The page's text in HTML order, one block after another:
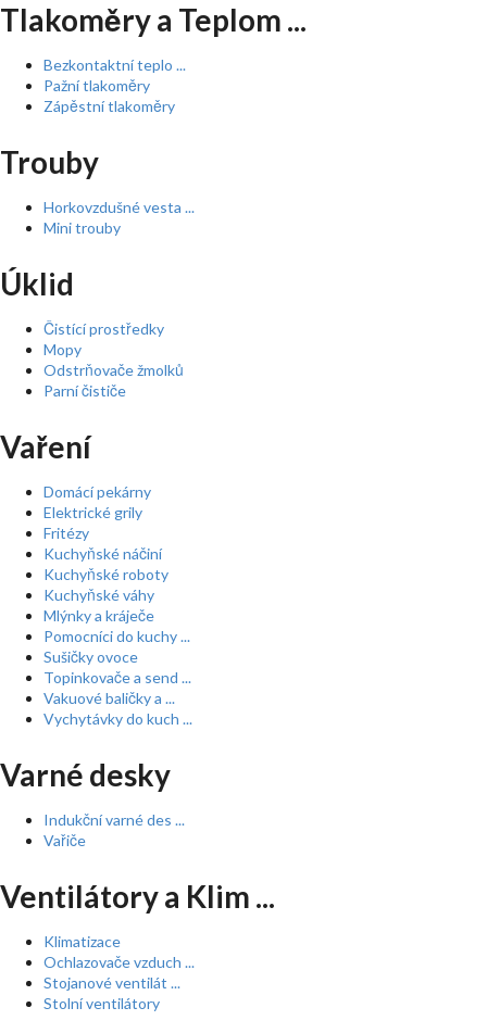
Tlakoměry a Teplom ...
Bezkontaktní teplo ...
Pažní tlakoměry
Zápěstní tlakoměry
Trouby
Horkovzdušné vesta ...
Mini trouby
Úklid
Čistící prostředky
Mopy
Odstrňovače žmolků
Parní čističe
Vaření
Domácí pekárny
Elektrické grily
Fritézy
Kuchyňské náčiní
Kuchyňské roboty
Kuchyňské váhy
Mlýnky a kráječe
Pomocníci do kuchy ...
Sušičky ovoce
Topinkovače a send ...
Vakuové baličky a ...
Vychytávky do kuch ...
Varné desky
Indukční varné des ...
Vařiče
Ventilátory a Klim ...
Klimatizace
Ochlazovače vzduch ...
Stojanové ventilát ...
Stolní ventilátory